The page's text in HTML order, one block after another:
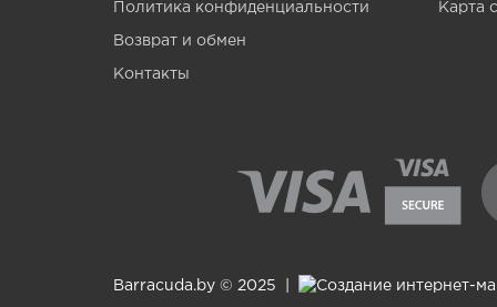
Мотыль
Опарыш
Политика конфиденциальности
Возврат и обмен
Контакты
Карта
Barracuda.by © 2025 | Создание интернет-